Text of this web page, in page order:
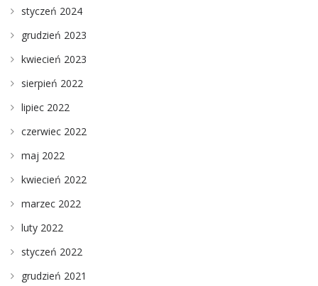
styczeń 2024
grudzień 2023
kwiecień 2023
sierpień 2022
lipiec 2022
czerwiec 2022
maj 2022
kwiecień 2022
marzec 2022
luty 2022
styczeń 2022
grudzień 2021